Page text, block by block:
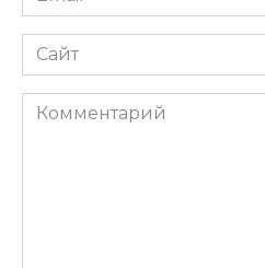
*
Сайт
Комментарий